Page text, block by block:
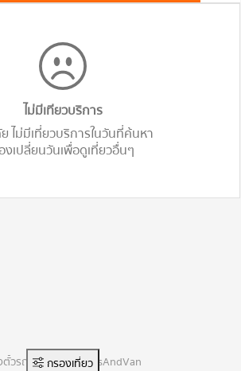
ไม่มีเทียวบริการ
ไม่มีเที่ยวบริการในวันที่ค้นหา
งเปลี่ยนวันเพื่อดูเที่ยวอื่นๆ
กรองเที่ยว
วรถทัวร์ออนไลน์ BusAndVan